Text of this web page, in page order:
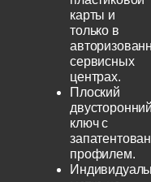
карты и
только в
сервисных
центрах.
Плоский
ключ с
профилем.